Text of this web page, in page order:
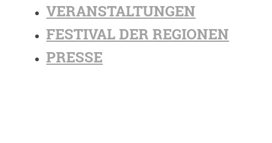
VERANSTALTUNGEN
FESTIVAL DER REGIONEN
PRESSE